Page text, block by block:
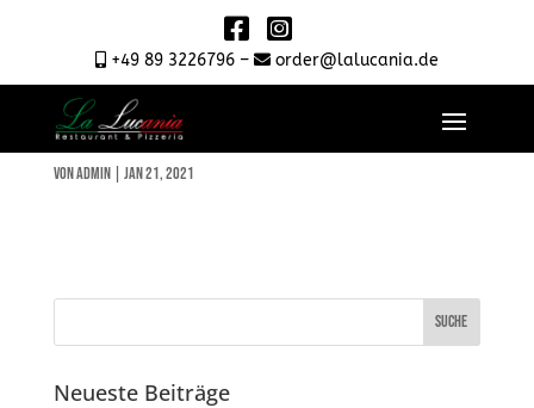
+49 89 3226796 – order@lalucania.de
Crema di Pomodoro
vonadmin| Jan 21, 2021
Neueste Beiträge